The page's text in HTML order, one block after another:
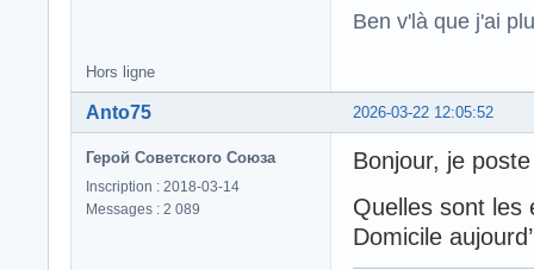
Ben v'là que j'ai
Hors ligne
2026-03-22 12:05:52
Anto75
Герой Советского Союза
Inscription : 2018-03-14
Messages : 2 089
Bonjour, je
Quelles sont les
Domicile